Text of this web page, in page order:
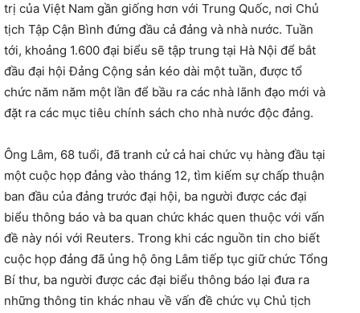
trị của Việt Nam gần giống hơn với Trung Quốc, nơi Chủ
tịch Tập Cận Bình đứng đầu cả đảng và nhà nước. Tuần
tới, khoảng 1.600 đại biểu sẽ tập trung tại Hà Nội để bắt
đầu đại hội Đảng Cộng sản kéo dài một tuần, được tổ
chức năm năm một lần để bầu ra các nhà lãnh đạo mới và
đặt ra các mục tiêu chính sách cho nhà nước độc đảng.
Ông Lâm, 68 tuổi, đã tranh cử cả hai chức vụ hàng đầu tại
một cuộc họp đảng vào tháng 12, tìm kiếm sự chấp thuận
ban đầu của đảng trước đại hội, ba người được các đại
biểu thông báo và ba quan chức khác quen thuộc với vấn
đề này nói với Reuters. Trong khi các nguồn tin cho biết
cuộc họp đảng đã ủng hộ ông Lâm tiếp tục giữ chức Tổng
Bí thư, ba người được các đại biểu thông báo lại đưa ra
những thông tin khác nhau về vấn đề chức vụ Chủ tịch